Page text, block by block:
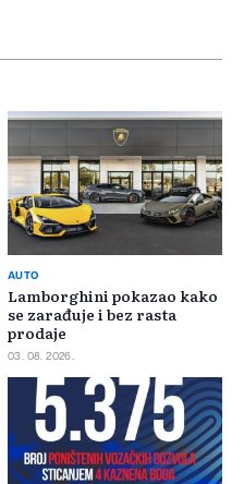
AUTO
Lamborghini pokazao kako
se zarađuje i bez rasta
prodaje
03. 08. 2026.